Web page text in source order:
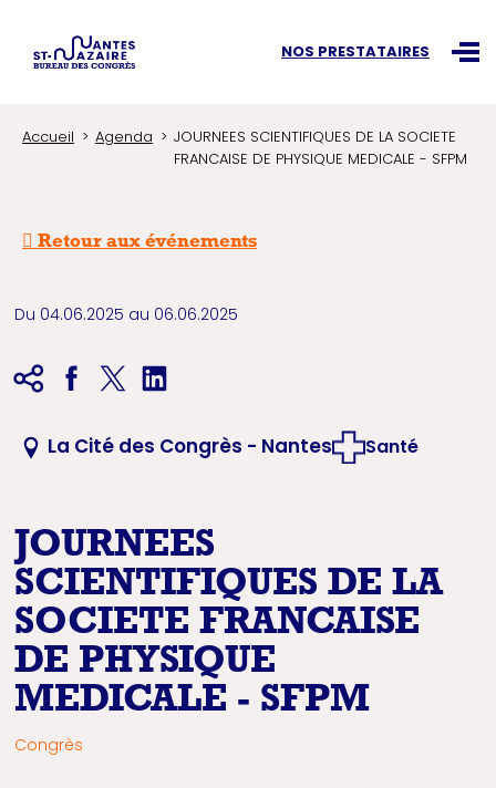
NOS PRESTATAIRES
Accueil Agenda
JOURNEES SCIENTIFIQUES DE LA SOCIETE
FRANCAISE DE PHYSIQUE MEDICALE - SFPM
Retour aux événements
Du 04.06.2025 au 06.06.2025
La Cité des Congrès - Nantes Santé
JOURNEES
SCIENTIFIQUES DE LA
SOCIETE FRANCAISE
DE PHYSIQUE
MEDICALE - SFPM
Congrès